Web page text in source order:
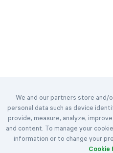
We and our partners store and/
personal data such as device
provide, measure, analyze,
and content. To manage your
information or to change your
Cookie
©2023-2026
Home Sfide